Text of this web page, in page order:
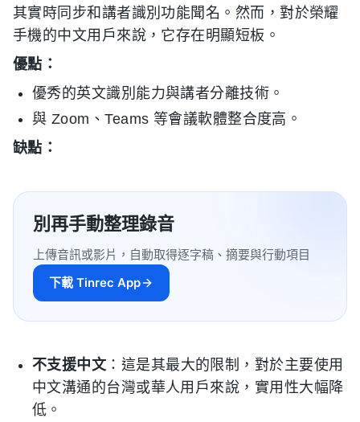
其實時同步和講者識別功能聞名。然而，對於榮耀
手機的中文用戶來說，它存在明顯短板。
優點：
優秀的英文識別能力與講者分離技術。
與 Zoom、Teams 等會議軟體整合度高。
缺點：
別再手動整理錄音
上傳音訊或影片，自動取得逐字稿、摘要與行動項目
下載 Tinrec App
不支援中文：這是其最大的限制，對於主要使用
中文溝通的台灣或華人用戶來說，實用性大幅降
低。